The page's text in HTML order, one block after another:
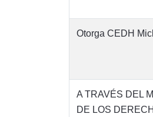
Otorga CEDH
A TRAVÉS DEL
DE LOS